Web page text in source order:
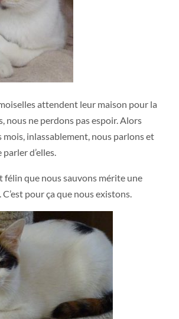
attendent leur maison pour la
nous ne perdons pas espoir. Alors
inlassablement, nous parlons et
d’elles.
félin que nous sauvons mérite une
C’est pour ça que nous existons.